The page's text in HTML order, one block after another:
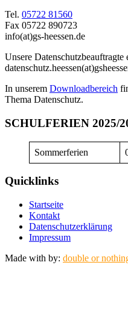
Tel. 05722 81560
Fax 05722 890723
info(at)gs-heessen.de
Unsere Datenschutzbeauftragte
In unserem Downloadbereich
Thema Datenschutz.
SCHULFERIEN 2025/
Sommerferien
Quicklinks
Startseite
Kontakt
Datenschutzerklärung
Impressum
Made with by: double or